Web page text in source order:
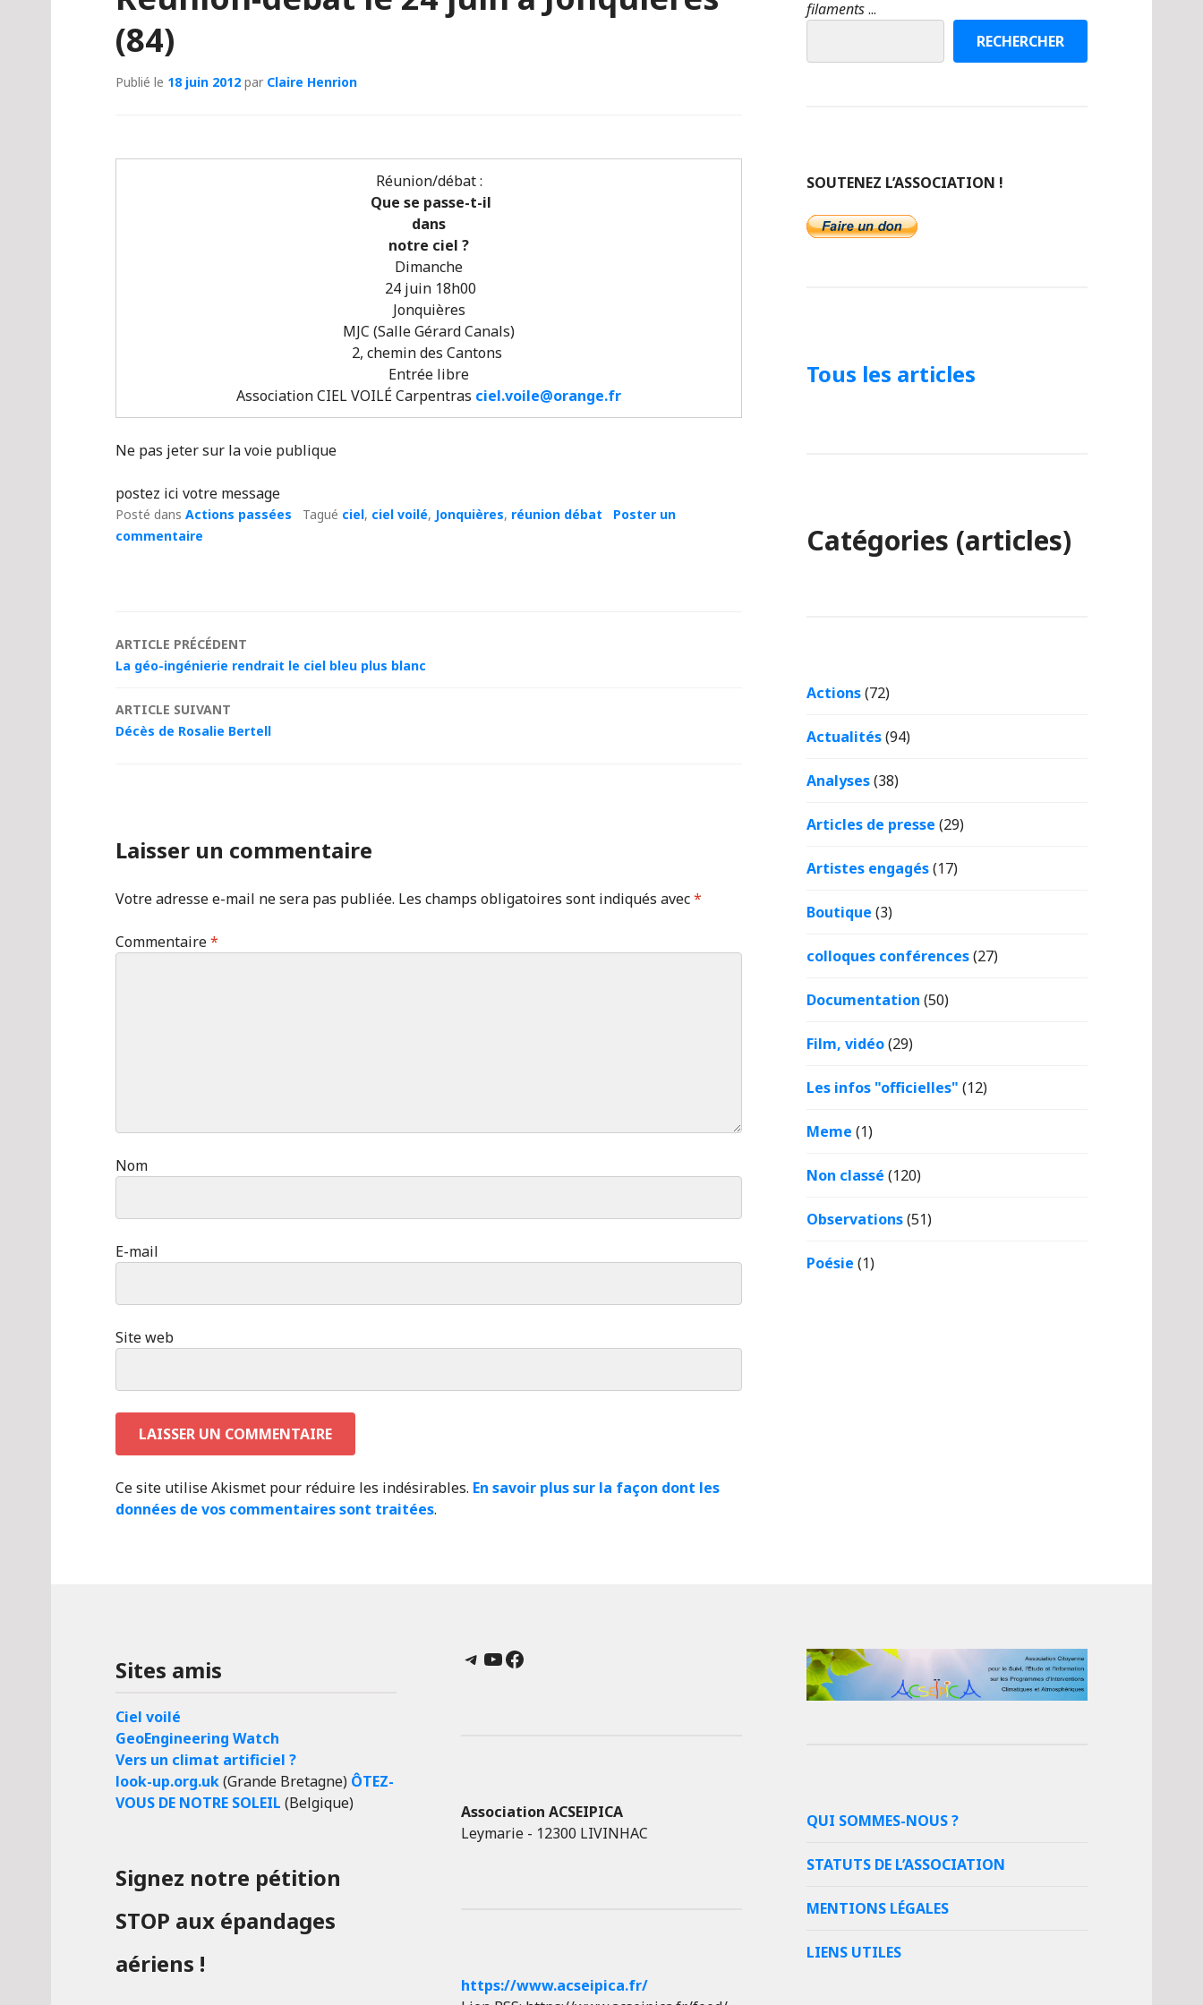
(84)
Publié le 18 juin 2012 par Claire Henrion
Réunion/débat :
Que se passe-t-il
dans
notre ciel ?
Dimanche
24 juin 18h00
Jonquières
MJC (Salle Gérard Canals)
2, chemin des Cantons
Entrée libre
Association CIEL VOILÉ Carpentras ciel.voile@orange.fr
Ne pas jeter sur la voie publique
postez ici votre message
Posté dans Actions passées Tagué ciel, ciel voilé, Jonquières, réunion débat
Poster un
commentaire
Navigation
articles
ARTICLE PRÉCÉDENT
La géo-ingénierie rendrait le ciel bleu plus blanc
ARTICLE SUIVANT
Décès de Rosalie Bertell
Laisser un commentaire
Votre adresse e-mail ne sera pas publiée. Les champs obligatoires sont indiqués avec*
Commentaire*
Nom
E-mail
Site web
Ce site utilise Akismet pour réduire les indésirables. En savoir plus sur la façon dont les
données de vos commentaires sont traitées.
filaments...
RECHERCHER
SOUTENEZ L’ASSOCIATION !
Tous les articles
Catégories (articles)
Actions(72)
Actualités(94)
Analyses(38)
Articles de presse (29)
Artistes engagés(17)
Boutique (3)
colloques conférences(27)
Documentation (50)
Film, vidéo(29)
Les infos "officielles" (12)
Meme (1)
Non classé (120)
Observations(51)
Poésie (1)
Sites amis
Ciel voilé
GeoEngineering Watch
Vers un climat artificiel ?
look-up.org.uk(Grande Bretagne) ÔTEZ-
VOUS DE NOTRE SOLEIL (Belgique)
Signez notre pétition
STOP aux épandages
aériens !
Telegram
YouTube
Facebook
Association ACSEIPICA
Leymarie - 12300 LIVINHAC
https://www.acseipica.fr/
QUI SOMMES-NOUS ?
STATUTS DE L’ASSOCIATION
MENTIONS LÉGALES
LIENS UTILES